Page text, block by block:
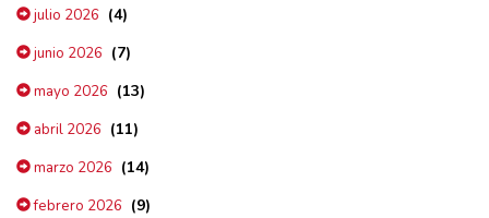
julio 2026 (4)
junio 2026 (7)
mayo 2026 (13)
abril 2026 (11)
marzo 2026 (14)
febrero 2026 (9)